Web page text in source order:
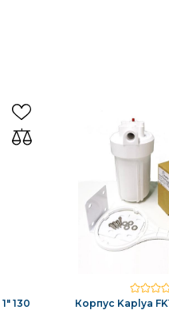
130
Корпус Kaplya